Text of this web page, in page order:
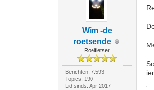
Wim -de
roetsende
Roeifietser
Berichten: 7.593
Topics: 190
Lid sinds: Apr 2017